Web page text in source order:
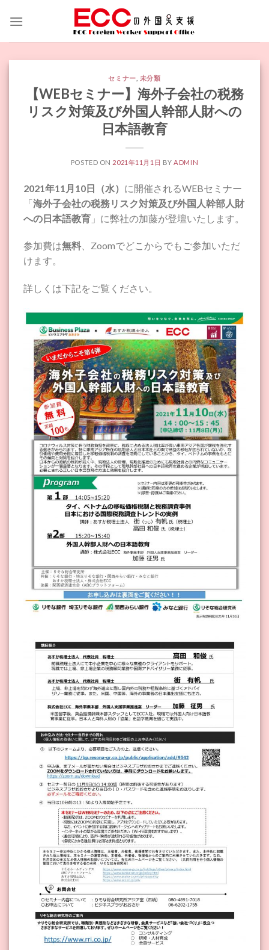
セミナー 未分類
【WEBセミナー】海外子会社の税務
リスク対策及び外国人幹部人財への
日本語教育
POSTED ON 2021年11月1日 BY ADMIN
2021年11月10日（水） に開催されるWEBセミナー
「海外子会社の税務リスク対策及び外国人幹部人財
への日本語教育 」に弊社の加藤が登壇いたします。
参加費は無料 、Zoomでどこからでもご参加いただ
けます。
詳しくは下記をご覧ください。